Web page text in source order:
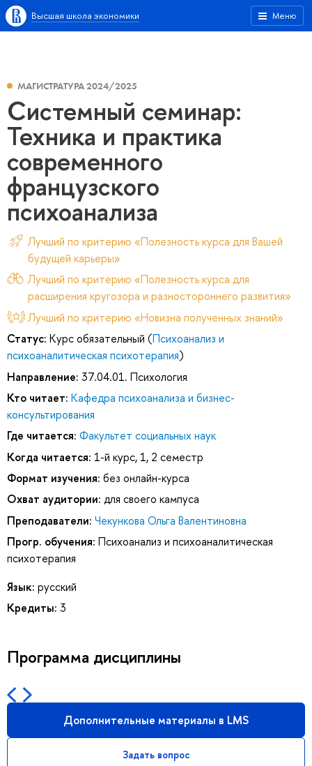
Меню
Высшая школа экономики
МАГИСТРАТУРА 2024/2025
Системный семинар:
Техника и практика
современного
французского
психоанализа
Лучший по критерию «Полезность курса для Вашей
будущей карьеры»
Лучший по критерию «Полезность курса для
расширения кругозора и разностороннего развития»
Лучший по критерию «Новизна полученных знаний»
Статус: Курс обязательный (Психоанализ и
психоаналитическая психотерапия)
Направление: 37.04.01. Психология
Кто читает: Кафедра психоанализа и бизнес-
консультирования
Где читается: Факультет социальных наук
Когда читается: 1-й курс, 1, 2 семестр
Формат изучения: без онлайн-курса
Охват аудитории: для своего кампуса
Преподаватели: Чекункова Ольга Валентиновна
Прогр. обучения: Психоанализ и психоаналитическая
психотерапия
Язык: русский
Кредиты: 3
Программа дисциплины
Дополнительные материалы в LMS
Задать вопрос